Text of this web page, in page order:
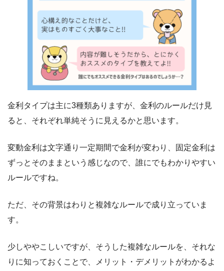
金利タイプは主に3種類ありますが、金利のルールだけ見
ると、それぞれ単純そうに見えるかと思います。
変動金利は文字通り一定期間で金利が変わり、固定金利は
ずっとそのままという感じなので、誰にでもわかりやすい
ルールですね。
ただ、その背景はわりと複雑なルールで成り立っていま
す。
少しややこしいですが、そうした複雑なルールを、それな
りに知っておくことで、メリット・デメリットがわかるよ